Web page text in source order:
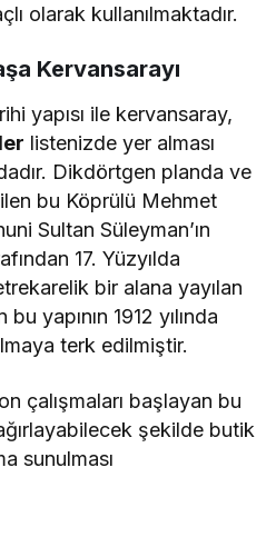
olarak kullanılmaktadır.
Kervansarayı
yapısı ile kervansaray,
listenizde yer alması
Dikdörtgen planda ve
bu Köprülü Mehmet
Sultan Süleyman’ın
17. Yüzyılda
bir alana yayılan
yapının 1912 yılında
terk edilmiştir.
çalışmaları başlayan bu
şekilde butik
sunulması